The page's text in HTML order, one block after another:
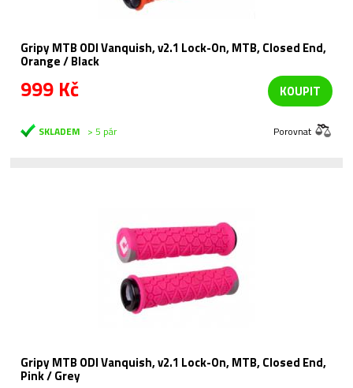
Gripy MTB ODI Vanquish, v2.1 Lock-On, MTB, Closed End,
Orange / Black
999 Kč KOUPIT
SKLADEM > 5 pár Porovnat
Gripy MTB ODI Vanquish, v2.1 Lock-On, MTB, Closed End,
Pink / Grey